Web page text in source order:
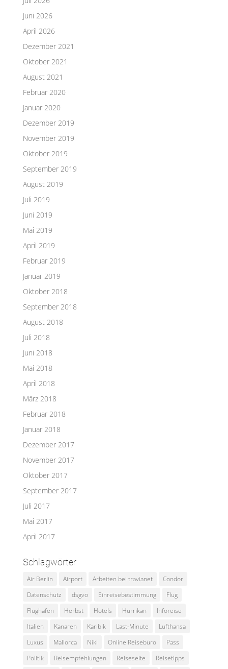
Juni 2026
April 2026
Dezember 2021
Oktober 2021
August 2021
Februar 2020
Januar 2020
Dezember 2019
November 2019
Oktober 2019
September 2019
August 2019
Juli 2019
Juni 2019
Mai 2019
April 2019
Februar 2019
Januar 2019
Oktober 2018
September 2018
August 2018
Juli 2018
Juni 2018
Mai 2018
April 2018
März 2018
Februar 2018
Januar 2018
Dezember 2017
November 2017
Oktober 2017
September 2017
Juli 2017
Mai 2017
April 2017
Schlagwörter
Air Berlin Airport Arbeiten bei travianet
Condor
Datenschutz
dsgvo Einreisebestimmung
Flug
Flughafen
Herbst Hotels Hurrikan
Inforeise
Italien
Kanaren Karibik Last-Minute
Lufthansa
Luxus
Mallorca Niki Online Reisebüro
Pass
Politik
Reisempfehlungen Reiseseite
Reisetipps